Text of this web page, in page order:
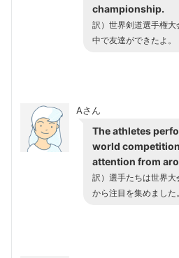
championship.
訳）世界剣道選手権
中で友達ができたよ。
Aさん
The athletes
world
attention from
訳）選手たちは世界
から注目を集めました。